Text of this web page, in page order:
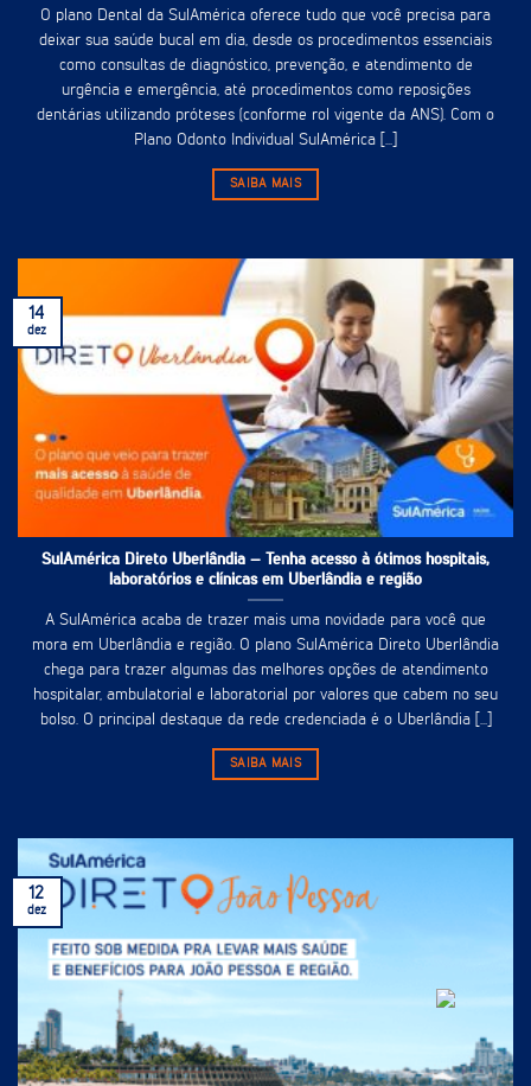
O plano Dental da SulAmérica oferece tudo que você precisa para
deixar sua saúde bucal em dia, desde os procedimentos essenciais
como consultas de diagnóstico, prevenção, e atendimento de
urgência e emergência, até procedimentos como reposições
dentárias utilizando próteses (conforme rol vigente da ANS). Com o
Plano Odonto Individual SulAmérica [...]
SAIBA MAIS
SulAmérica Direto Uberlândia – Tenha acesso à ótimos hospitais,
laboratórios e clínicas em Uberlândia e região
A SulAmérica acaba de trazer mais uma novidade para você que
mora em Uberlândia e região. O plano SulAmérica Direto Uberlândia
chega para trazer algumas das melhores opções de atendimento
hospitalar, ambulatorial e laboratorial por valores que cabem no seu
bolso. O principal destaque da rede credenciada é o Uberlândia [...]
SAIBA MAIS
14
dez
12
dez